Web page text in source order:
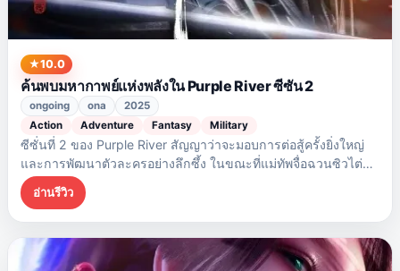
10.0
ค้นพบมหากาพย์แห่งพลังใน Purple River ซีซัน 2
ongoing ona
2025
Action
Adventure Fantasy Military
ซีซั่นที่ 2 ของ Purple River สัญญาว่าจะมอบการต่อสู้ครั้งยิ่งใหญ่
และการพัฒนาตัวละครอย่างลึกซึ้ง ในขณะที่แม่ทัพจื่อฉวนซิวไต่
เต้าขึ้นสู่อำนาจ ด้วยธีมของการเป็นผู้นำและความไว้วางใจที่สอด
แทรกอยู่ในเรื่องราว ซีรีส์เรื่องนี้จึงดึงดูดใจผู้ชมด้วยการสร้างโลกที่
สมบูรณ์แบบและกลยุทธ์ทางการทหารที่เข้มข้น
อ่านรีวิว